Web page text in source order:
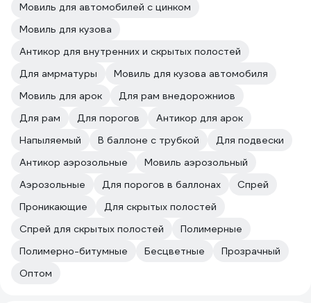
Мовиль для автомобилей с цинком
Мовиль для кузова
Антикор для внутренних и скрытых полостей
Для амрматуры
Мовиль для кузова автомобиля
Мовиль для арок
Для рам внедорожниов
Для рам
Для порогов
Антикор для арок
Напыляемый
В баллоне с трубкой
Для подвески
Антикор аэрозольные
Мовиль аэрозольный
Аэрозольные
Для порогов в баллонах
Спрей
Проникающие
Для скрытых полостей
Спрей для скрытых полостей
Полимерные
Полимерно-битумные
Бесцветные
Прозрачный
Оптом